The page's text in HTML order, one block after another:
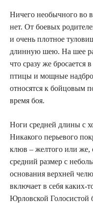
Ничего необычного во
нет. От боевых
и очень плотное
длинную шею. На шее
что сразу же бросается
птицы и мощные
относятся к бойцовым
время боя.
Ноги средней длины с
Никакого перьевого
клюв – желтого или же,
средний размер с
основания верхней
включает в себя каких-
Юрловской Голосистой